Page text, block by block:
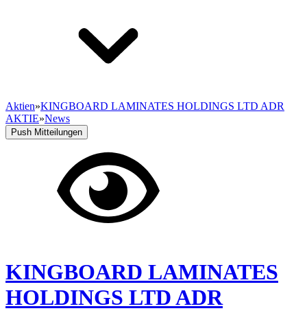
Aktien»KINGBOARD LAMINATES HOLDINGS LTD ADR
AKTIE»News
Push Mitteilungen
KINGBOARD LAMINATES
HOLDINGS LTD ADR